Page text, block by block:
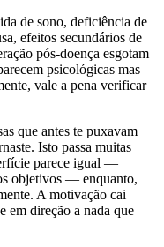
de sono, deficiência de
efeitos secundários de
pós-doença esgotam
psicológicas mas
vale a pena verificar
que antes te puxavam
Isto passa muitas
parece igual —
objetivos — enquanto,
A motivação cai
em direção a nada que